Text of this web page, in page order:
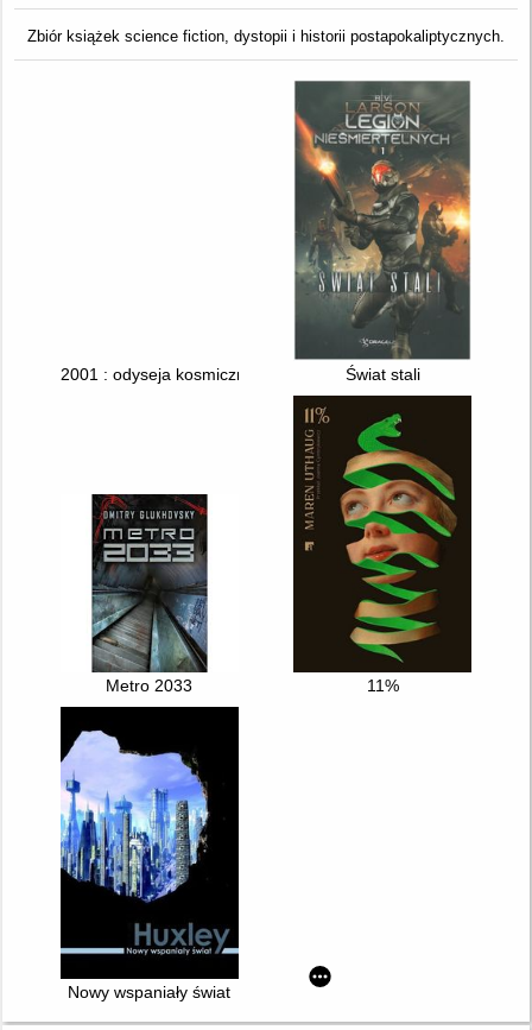
Zbiór książek science fiction, dystopii i historii postapokaliptycznych.
2001 : odyseja kosmiczna Świat stali
Metro 2033 11%
Nowy wspaniały świat